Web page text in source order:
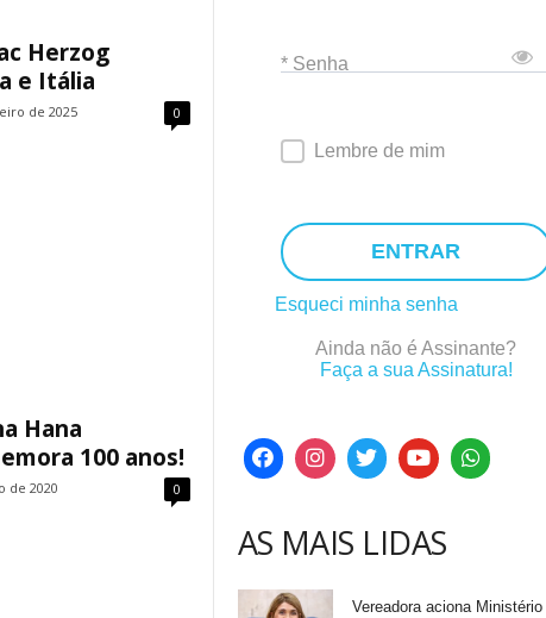
Herzog
e Itália
de 2025 0
Hana
100 anos!
de 2020 0
* Senha
Lembre de mim
ENTRAR
Esqueci minha senha
Ainda não é Assinante?
Faça a sua Assinatura!
AS MAIS LIDAS
Vereadora aciona Ministério